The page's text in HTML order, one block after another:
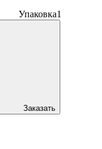
Упаковка1
Заказать